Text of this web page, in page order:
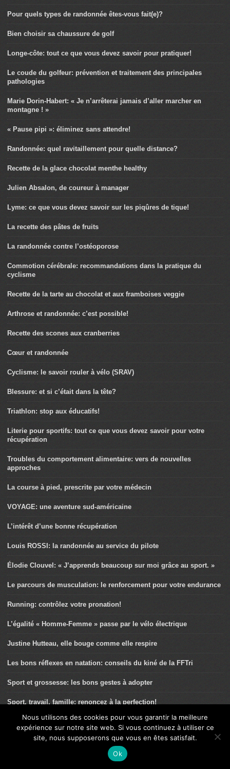
Pour quels types de randonnée êtes-vous fait(e)?
Bien choisir sa chaussure de golf
Longe-côte: tout ce que vous devez savoir pour pratiquer!
Le coude du golfeur: prévention et traitement des principales
pathologies
Marie Dorin-Habert: « Je n’arrêterai jamais d’aller marcher en
montagne ! »
« Pause pipi »: éliminez sans attendre!
Randonnée: quel ravitaillement pour quelle distance?
Recette de la glace chocolat menthe healthy
Julien Absalon, de coureur à manager
Lyme: ce que vous devez savoir sur les piqûres de tique!
La recette des pâtes de fruits
La randonnée contre l’ostéoporose
Commotion cérébrale: recommandations dans la pratique du
cyclisme
Recette de la tarte au chocolat et aux framboises veggie
Arthrose et randonnée: c’est possible!
Recette des scones aux cranberries
Cœur et randonnée
Cyclisme: le savoir rouler à vélo (SRAV)
Blessure: et si c’était dans la tête?
Triathlon: stop aux éducatifs!
Literie pour sportifs: tout ce que vous devez savoir pour votre
récupération
Troubles du comportement alimentaire: vers de nouvelles
approches
La course à pied, prescrite par votre médecin
VOYAGE: une aventure sud-américaine
L’intérêt d’une bonne récupération
Louis ROSSI: la randonnée au service du pilote
Élodie Clouvel: « J’apprends beaucoup sur moi grâce au sport. »
Le parcours de musculation: le renforcement pour votre endurance
Running: contrôlez votre pronation!
L’égalité « Homme-Femme » passe par le vélo électrique
Justine Hutteau, elle bouge comme elle respire
Les bons réflexes en natation: conseils du kiné de la FFTri
Sport et grossesse: les bons gestes à adopter
Sport, travail, famille: renoncez à la perfection!
Estelle Mossely: « le sport a facilité ma grossesse! »
Pau Capell: « Ma motivation: la compétition! »
Sportifs: reconsidérez vos priorités alimentaires!
Nous utilisons des cookies pour vous garantir la meilleure
expérience sur notre site web. Si vous continuez à utiliser ce
site, nous supposerons que vous en êtes satisfait.
Ok